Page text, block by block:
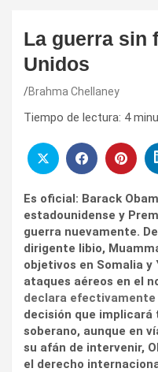
La guerra sin
Unidos
Brahma Chellaney
Tiempo de lectura: 4
Es oficial: Barack
estadounidense y
guerra nuevamente.
dirigente libio,
objetivos en Somalia y
ataques aéreos en el
declara efectivamente
decisión que implicará
soberano, aunque en
su afán de intervenir,
el derecho